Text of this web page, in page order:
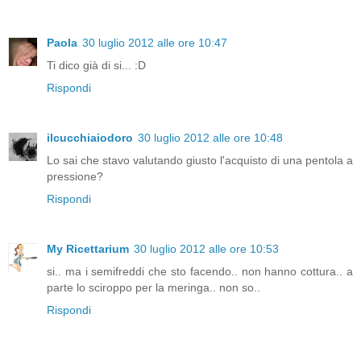
Paola 30 luglio 2012 alle ore 10:47
Ti dico già di si... :D
Rispondi
ilcucchiaiodoro 30 luglio 2012 alle ore 10:48
Lo sai che stavo valutando giusto l'acquisto di una pentola a
pressione?
Rispondi
My Ricettarium 30 luglio 2012 alle ore 10:53
si.. ma i semifreddi che sto facendo.. non hanno cottura.. a
parte lo sciroppo per la meringa.. non so..
Rispondi